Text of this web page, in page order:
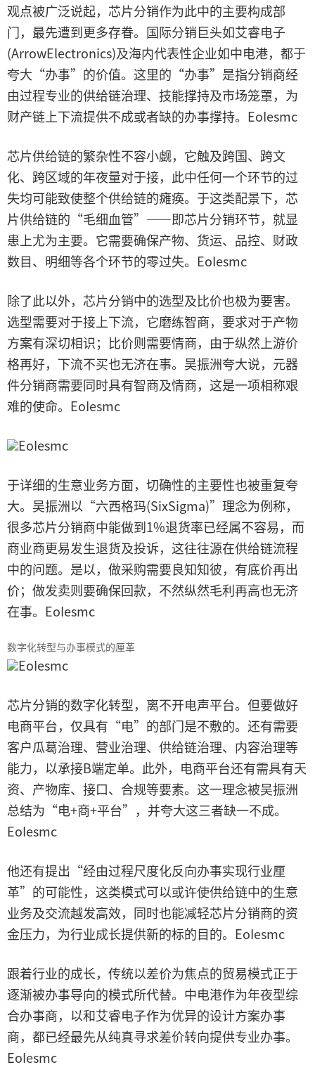
观点被广泛说起，芯片分销作为此中的主要构成部
门，最先遭到更多存眷。国际分销巨头如艾睿电子
(ArrowElectronics)及海内代表性企业如中电港，都于
夸大“办事”的价值。这里的“办事”是指分销商经
由过程专业的供给链治理、技能撑持及市场笼罩，为
财产链上下流提供不成或者缺的办事撑持。EoIesmc
芯片供给链的繁杂性不容小觑，它触及跨国、跨文
化、跨区域的年夜量对于接，此中任何一个环节的过
失均可能致使整个供给链的瘫痪。于这类配景下，芯
片供给链的“毛细血管”——即芯片分销环节，就显
患上尤为主要。它需要确保产物、货运、品控、财政
数目、明细等各个环节的零过失。EoIesmc
除了此以外，芯片分销中的选型及比价也极为要害。
选型需要对于接上下流，它磨练智商，要求对于产物
方案有深切相识；比价则需要情商，由于纵然上游价
格再好，下流不买也无济在事。吴振洲夸大说，元器
件分销商需要同时具有智商及情商，这是一项相称艰
难的使命。EoIesmc
EoIesmc
于详细的生意业务方面，切确性的主要性也被重复夸
大。吴振洲以“六西格玛(SixSigma)”理念为例称，
很多芯片分销商中能做到1%退货率已经属不容易，而
商业商更易发生退货及投诉，这往往源在供给链流程
中的问题。是以，做采购需要良知知彼，有底价再出
价；做发卖则要确保回款，不然纵然毛利再高也无济
在事。EoIesmc
数字化转型与办事模式的厘革
EoIesmc
芯片分销的数字化转型，离不开电声平台。但要做好
电商平台，仅具有“电”的部门是不敷的。还有需要
客户瓜葛治理、营业治理、供给链治理、内容治理等
能力，以承接B端定单。此外，电商平台还有需具有天
资、产物库、接口、合规等要素。这一理念被吴振洲
总结为“电+商+平台”，并夸大这三者缺一不成。
EoIesmc
他还有提出“经由过程尺度化反向办事实现行业厘
革”的可能性，这类模式可以或许使供给链中的生意
业务及交流越发高效，同时也能减轻芯片分销商的资
金压力，为行业成长提供新的标的目的。EoIesmc
跟着行业的成长，传统以差价为焦点的贸易模式正于
逐渐被办事导向的模式所代替。中电港作为年夜型综
合办事商，以和艾睿电子作为优异的设计方案办事
商，都已经最先从纯真寻求差价转向提供专业办事。
EoIesmc